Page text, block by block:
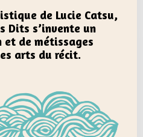
de Lucie Catsu,
Dits s’invente un
et de métissages
arts du récit.